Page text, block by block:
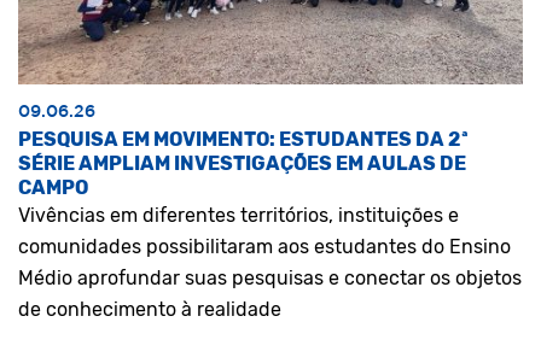
09.06.26
PESQUISA EM MOVIMENTO: ESTUDANTES DA 2ª
SÉRIE AMPLIAM INVESTIGAÇÕES EM AULAS DE
CAMPO
Vivências em diferentes territórios, instituições e
comunidades possibilitaram aos estudantes do Ensino
Médio aprofundar suas pesquisas e conectar os objetos
de conhecimento à realidade